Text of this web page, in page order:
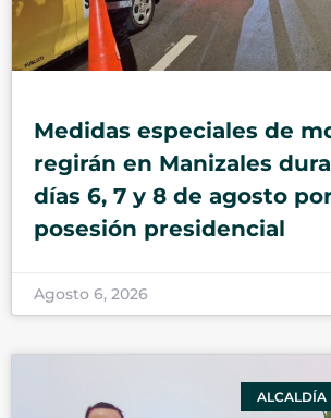
Medidas especiales de
regirán en Manizales
días 6, 7 y 8 de agosto
posesión presidencial
Agosto 6, 2026
ALCALDÍA